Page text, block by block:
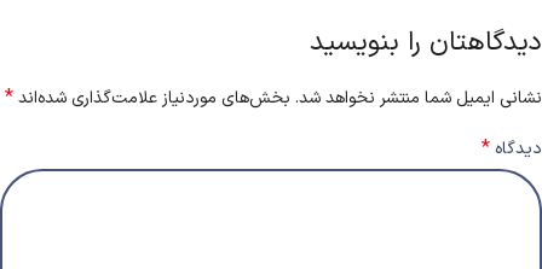
دیدگاهتان را بنویسید
نشانی ایمیل شما منتشر نخواهد شد. بخش‌های موردنیاز علامت‌گذاری شده‌اند*
دیدگاه *